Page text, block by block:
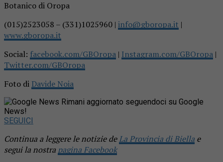
Botanico di Oropa
(015)2523058 – (331)1025960 | info@gboropa.it |
www.gboropa.it
Social: facebook.com/GBOropa | Instagram.com/GBOropa |
Twitter.com/GBOropa
Foto di Davide Noia
Rimani aggiornato seguendoci su Google
News!
SEGUICI
Continua a leggere le notizie deLa Provincia di Biella e
segui la nostra pagina Facebook